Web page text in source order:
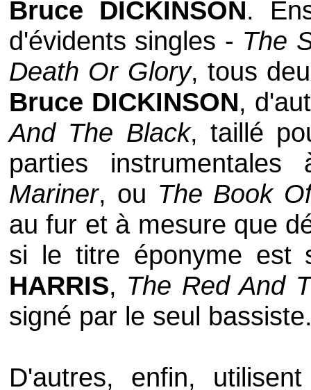
Bruce DICKINSON.
d'évidents singles - The
Death Or Glory, tous
Bruce DICKINSON,
And The Black, taillé
parties
Mariner, ou The Book
au fur et à mesure que
si le titre éponyme est
HARRIS, The Red And
signé par le seul
D'autres, enfin,